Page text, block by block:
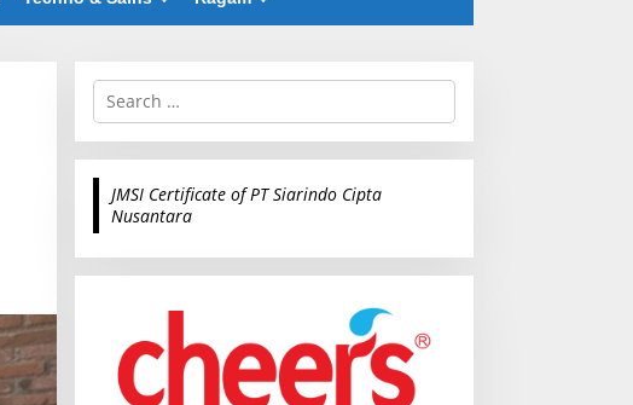
S
r
c
r
JMSI Certificate of PT Siarindo Cipta
Nusantara